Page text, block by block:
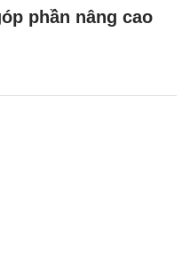
phần nâng cao